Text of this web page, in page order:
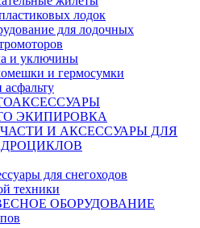
лодок
для лодочных
и уключины
и гермосумки
ЭКИПИРОВКА
И АКСЕССУАРЫ ДЛЯ
для снегоходов
техники
ОБОРУДОВАНИЕ